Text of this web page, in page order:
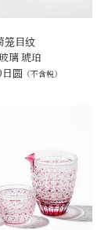
笼目纹
璃 琥珀
圆 （不含税）